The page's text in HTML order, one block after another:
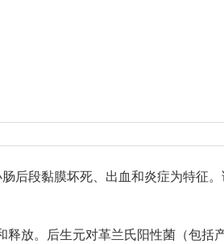
后段黏膜坏死、出血和炎症为特征
放。后生元对革兰氏阳性菌（包括